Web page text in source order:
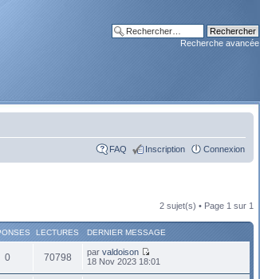
Recherche avancée
FAQ Inscription Connexion
2 sujet(s) • Page 1 sur 1
LECTURES DERNIER MESSAGE
0 70798 parvaldoison
18 Nov 2023 18:01